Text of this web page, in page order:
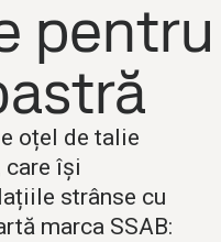
pentru
oțel de talie
își
strânse cu
marca SSAB: